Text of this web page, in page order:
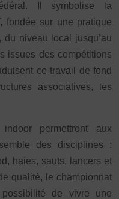
COMITÉ
Il symbolise la
fondée sur une pratique
niveau local jusqu’au
issues des compétitions
ce travail de fond
associatives, les
permettront aux
des disciplines :
haies, sauts, lancers et
qualité, le championnat
de vivre une